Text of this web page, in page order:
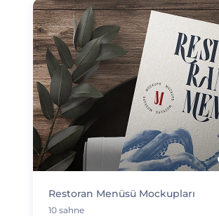
Restoran Menüsü Mockupları
10 sahne